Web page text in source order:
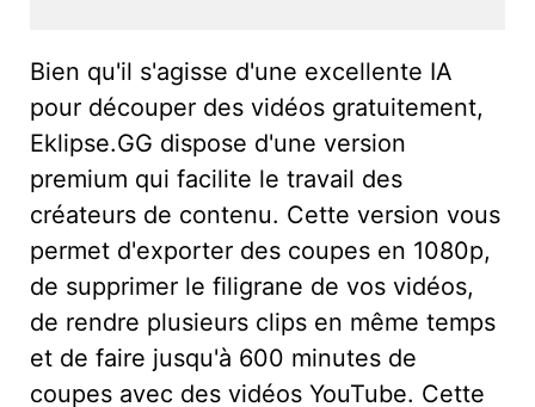
Bien qu'il s'agisse d'une excellente IA
pour découper des vidéos gratuitement,
Eklipse.GG dispose d'une version
premium qui facilite le travail des
créateurs de contenu. Cette version vous
permet d'exporter des coupes en 1080p,
de supprimer le filigrane de vos vidéos,
de rendre plusieurs clips en même temps
et de faire jusqu'à 600 minutes de
coupes avec des vidéos YouTube. Cette